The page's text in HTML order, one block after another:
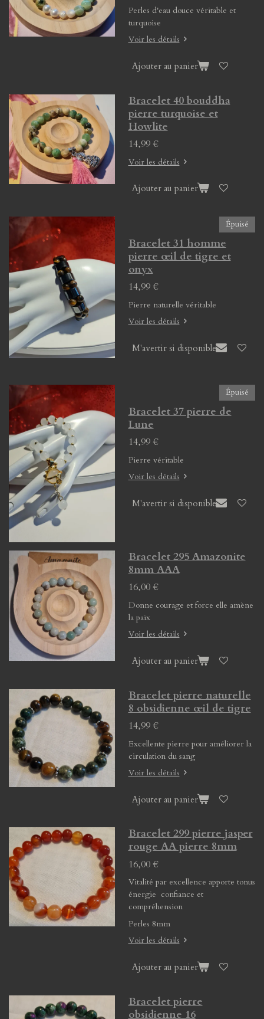
Perles d'eau douce véritable et
turquoise
Voir les détails
Ajouter au panier
Bracelet 40 bouddha
pierre turquoise et
Howlite
14,99 €
Voir les détails
Ajouter au panier
Épuisé
Bracelet 31 homme
pierre œil de tigre et
onyx
14,99 €
Pierre naturelle véritable
Voir les détails
M'avertir si disponible
Épuisé
Bracelet 37 pierre de
Lune
14,99 €
Pierre véritable
Voir les détails
M'avertir si disponible
Bracelet 295 Amazonite
8mm AAA
16,00 €
Donne courage et force elle amène
la paix
Voir les détails
Ajouter au panier
Bracelet pierre naturelle
8 obsidienne œil de tigre
14,99 €
Excellente pierre pour améliorer la
circulation du sang
Voir les détails
Ajouter au panier
Bracelet 299 pierre jasper
rouge AA pierre 8mm
16,00 €
Vitalité par excellence apporte tonus
énergie confiance et
compréhension
Perles 8mm
Voir les détails
Ajouter au panier
Bracelet pierre
obsidienne 16